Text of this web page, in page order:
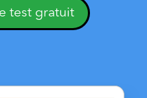
test gratuit